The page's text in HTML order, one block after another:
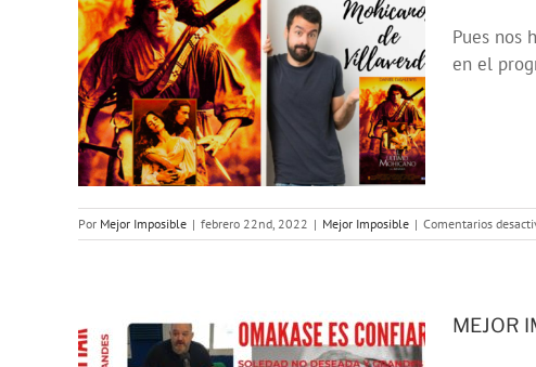
Pues nos
en el
Por Mejor Imposible | febrero 22nd, 2022 | Mejor Imposible | Comentarios
MEJOR